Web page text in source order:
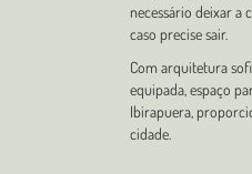
necessário deixar a
caso precise sair.
Com arquitetura
equipada, espaço
Ibirapuera,
cidade.